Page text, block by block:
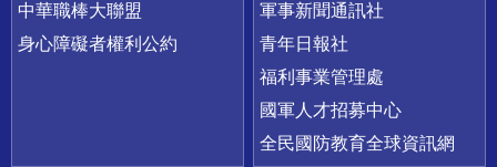
中華職棒大聯盟
身心障礙者權利公約
軍事新聞通訊社
青年日報社
福利事業管理處
國軍人才招募中心
全民國防教育全球資訊網